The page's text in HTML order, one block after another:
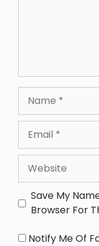
Save My
Browser For
Notify Me Of